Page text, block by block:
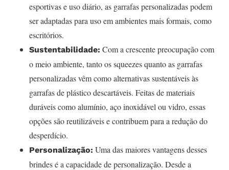
esportivas e uso diário, as garrafas personalizadas podem
ser adaptadas para uso em ambientes mais formais, como
escritórios.
Sustentabilidade: Com a crescente preocupação com
o meio ambiente, tanto os squeezes quanto as garrafas
personalizadas vêm como alternativas sustentáveis às
garrafas de plástico descartáveis. Feitas de materiais
duráveis como alumínio, aço inoxidável ou vidro, essas
opções são reutilizáveis e contribuem para a redução do
desperdício.
Personalização: Uma das maiores vantagens desses
brindes é a capacidade de personalização. Desde a